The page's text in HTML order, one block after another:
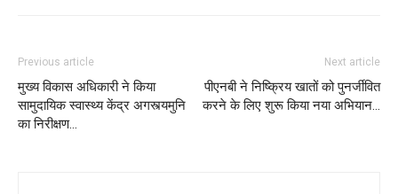
Previous article
मुख्य विकास अधिकारी ने किया
सामुदायिक स्वास्थ्य केंद्र अगस्त्यमुनि
का निरीक्षण…
Next article
पीएनबी ने निष्क्रिय खातों को पुनर्जीवित
करने के लिए शुरू किया नया अभियान…